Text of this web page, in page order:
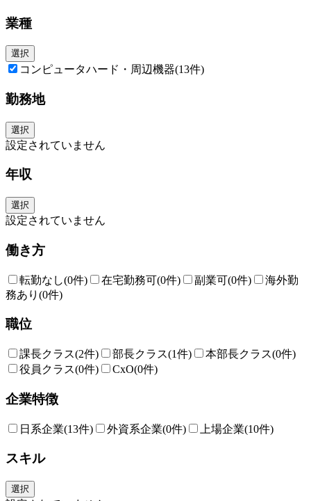
・業務効率化のための法務相談システムを自社開発・運用したり、デジタ
ルツールを積極的に活用しており、企業法務として先進的な働き方ができ
業種
選択
コンピュータハード・周辺機器(13件)
勤務地
選択
設定されていません
年収
選択
設定されていません
働き方
転勤なし(0件) 在宅勤務可(0件) 副業可(0件)
海外勤
務あり (0件)
職位
課長クラス(2件) 部長クラス(1件) 本部長クラス(0件)
役員クラス(0件) CxO(0件)
企業特徴
日系企業(13件) 外資系企業(0件) 上場企業(10件)
スキル
選択